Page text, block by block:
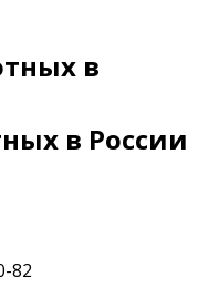
в России
82